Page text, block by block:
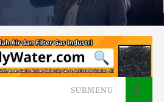
SUBMENU